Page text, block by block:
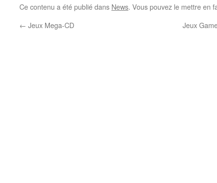
Ce contenu a été publié dans News. Vous pouvez le mettre en
← Jeux Mega-CD Jeux